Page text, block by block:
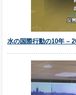
水の国際行動の10年 –